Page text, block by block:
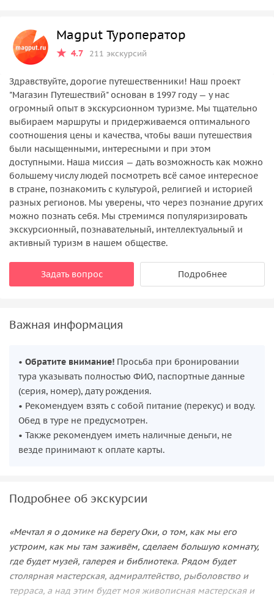
Magput Туроператор
4.7 211 экскурсий
Здравствуйте, дорогие путешественники! Наш проект
"Магазин Путешествий" основан в 1997 году — у нас
огромный опыт в экскурсионном туризме. Мы тщательно
выбираем маршруты и придерживаемся оптимального
соотношения цены и качества, чтобы ваши путешествия
были насыщенными, интересными и при этом
доступными. Наша миссия — дать возможность как можно
большему числу людей посмотреть всё самое интересное
в стране, познакомить с культурой, религией и историей
разных регионов. Мы уверены, что через познание других
можно познать себя. Мы стремимся популяризировать
экскурсионный, познавательный, интеллектуальный и
активный туризм в нашем обществе.
Задать вопрос Подробнее
Важная информация
• Обратите внимание! Просьба при бронировании
тура указывать полностью ФИО, паспортные данные
(серия, номер), дату рождения.
• Рекомендуем взять с собой питание (перекус) и воду.
Обед в туре не предусмотрен.
• Также рекомендуем иметь наличные деньги, не
везде принимают к оплате карты.
Подробнее об экскурсии
«Мечтал я о домике на берегу Оки, о том, как мы его
устроим, как мы там заживём, сделаем большую комнату,
где будет музей, галерея и библиотека. Рядом будет
столярная мастерская, адмиралтейство, рыболовство и
терраса, а над этим будет моя живописная мастерская и